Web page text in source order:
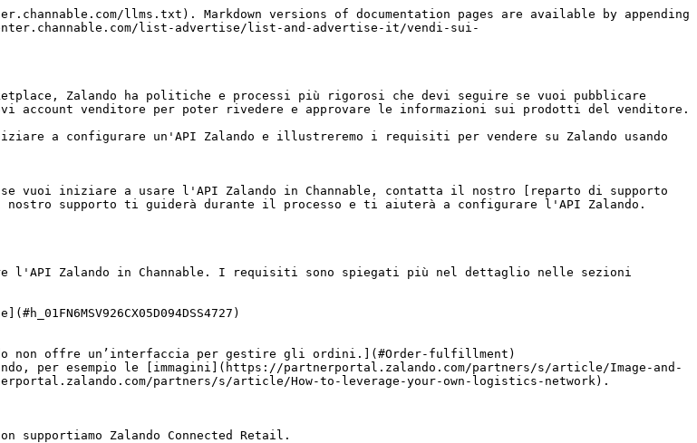
llms.txt). Markdown versions of documentation pages are available by appending
list-advertise/list-and-advertise-it/vendi-sui-
Zalando ha politiche e processi più rigorosi che devi seguire se vuoi pubblicare
account venditore per poter rivedere e approvare le informazioni sui prodotti del venditore.
a configurare un'API Zalando e illustreremo i requisiti per vendere su Zalando usando
iniziare a usare l'API Zalando in Channable, contatta il nostro [reparto di supporto
supporto ti guiderà durante il processo e ti aiuterà a configurare l'API Zalando.
Zalando in Channable. I requisiti sono spiegati più nel dettaglio nelle sezioni
non offre un’interfaccia per gestire gli ordini.](#Order-fulfillment)
per esempio le [immagini](https://partnerportal.zalando.com/partners/s/article/Image-and-
partners/s/article/How-to-leverage-your-own-logistics-network).
supportiamo Zalando Connected Retail.